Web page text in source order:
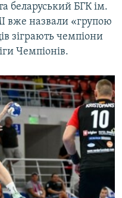
беларуський БГК ім.
вже назвали «групою
зіграють чемпіони
Чемпіонів.